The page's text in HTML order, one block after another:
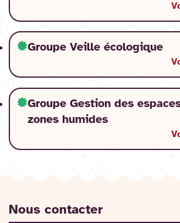
Groupe Veille écologique
Groupe Gestion des
zones humides
Nous contacter